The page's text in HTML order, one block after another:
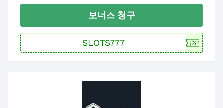
보너스 청구